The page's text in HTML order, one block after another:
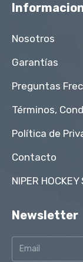
Nosotros
Garantías
Preguntas
Términos,
Política de
Contacto
NIPER HOCKEY
Newsletter